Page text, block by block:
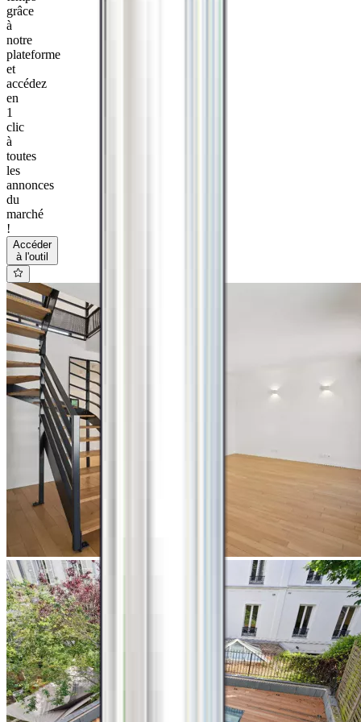
grâce
à
notre
plateforme
et
accédez
en
1
clic
à
toutes
les
annonces
du
marché
!
Accéder
à l'outil